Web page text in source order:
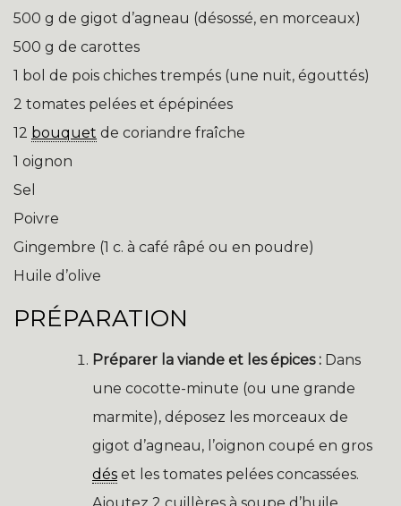
500 g de gigot d’agneau (désossé, en morceaux)
500 g de carottes
1 bol de pois chiches trempés (une nuit, égouttés)
2 tomates pelées et épépinées
12 bouquet de coriandre fraîche
1 oignon
Sel
Poivre
Gingembre (1 c. à café râpé ou en poudre)
Huile d’olive
PRÉPARATION
Préparer la viande et les épices : Dans
une cocotte-minute (ou une grande
marmite), déposez les morceaux de
gigot d’agneau, l’oignon coupé en gros
dés et les tomates pelées concassées.